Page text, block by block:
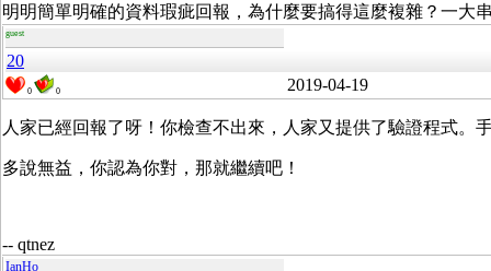
明明簡單明確的資料瑕疵回報，為什麼要搞得這麼複雜？一大
guest
20
0 0 2019-04-19
人家已經回報了呀！你檢查不出來，人家又提供了驗證程式。
多說無益，你認為你對，那就繼續吧！
-- qtnez
IanHo